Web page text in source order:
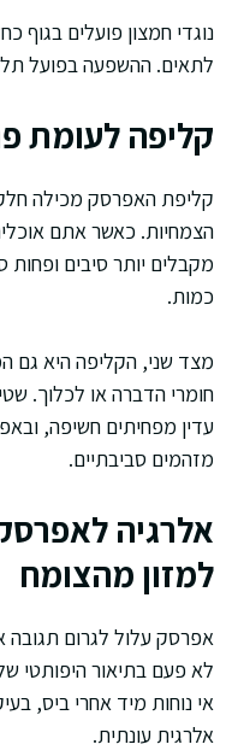
נוגדי חמצון פועלים
לתאים. ההשפעה בפועל
קליפה לעומת
קליפת האפרסק מכילה
הצמחיות. כאשר אתם
מקבלים יותר סיבים ופחות
כמות.
מצד שני, הקליפה היא גם
חומרי הדברה או לכלוך.
עדין מפחיתים חשיפה,
מזהמים סביבתיים.
אלרגיה
למזון מהצומח
אפרסק עלול לגרום
לא פעם בתיאור היפותטי
אי נוחות מיד אחרי ביס,
אלרגית עונתית.